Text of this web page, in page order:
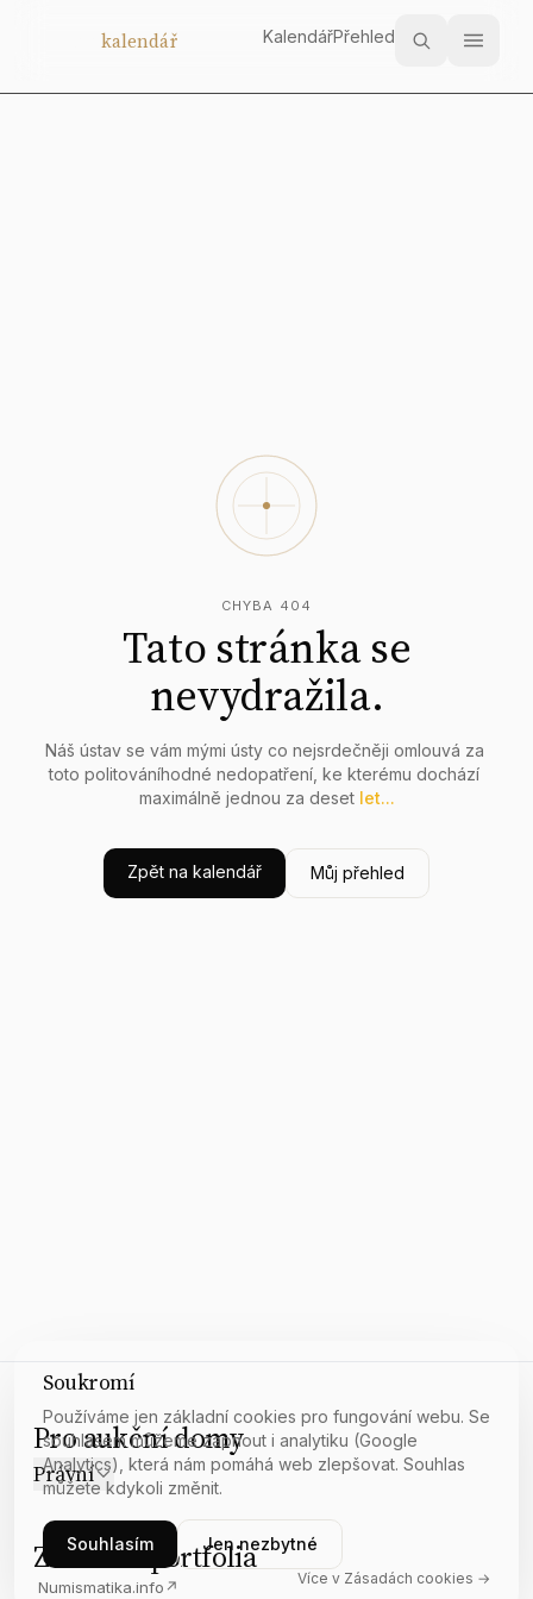
Soukromí
Používáme jen základní cookies pro fungování webu. Se
souhlasem můžeme zapnout i analytiku (Google
Analytics), která nám pomáhá web zlepšovat. Souhlas
můžete kdykoli změnit.
Souhlasím Jen nezbytné
Více v Zásadách cookies →
kalendář KalendářPřehled
CHYBA 404
Tato stránka se
nevydražila.
Náš ústav se vám mými ústy co nejsrdečněji omlouvá za
toto politováníhodné nedopatření, ke kterému dochází
maximálně jednou za deset let...
Zpět na kalendář Můj přehled
Pro aukční domy
Právní
Z našeho portfolia
Numismatika.info ↗